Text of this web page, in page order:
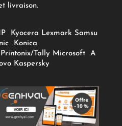
livraison.
Kyocera Lexmark Samsu
Konica
Printonix/Tally Microsoft
A
Kaspersky